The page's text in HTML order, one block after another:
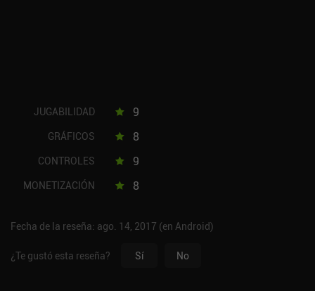
JUGABILIDAD 9
GRÁFICOS 8
CONTROLES 9
MONETIZACIÓN 8
Fecha de la reseña: ago. 14, 2017 (en Android)
¿Te gustó esta reseña? Sí No